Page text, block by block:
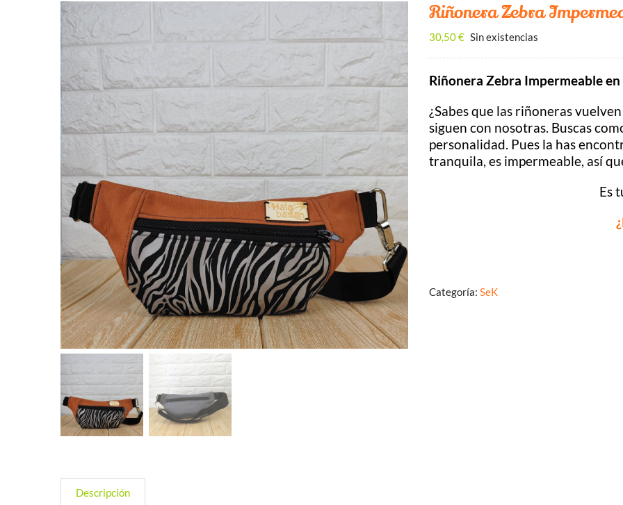
Riñonera Zebra
30,50€ Sin existencias
Riñonera Zebra Impermeable
¿Sabes que las riñoneras
siguen con nosotras. Buscas
personalidad. Pues la has
tranquila, es impermeable, así
Es
Categoría: SeK
Descripción